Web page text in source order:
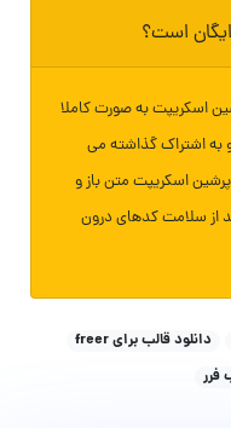
است؟
اسکریپت به صورت کاملا
به اشتراک گذاشته می
اسکریپت متن باز و
از سلامت کدهای درون
دانلود قالب برای freer
فرر